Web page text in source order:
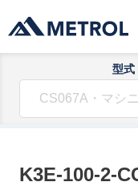
型式
K3E-100-2-